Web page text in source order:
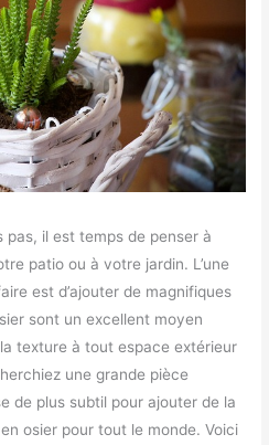
pas, il est temps de penser à
patio ou à votre jardin. L’une
est d’ajouter de magnifiques
sont un excellent moyen
texture à tout espace extérieur
une grande pièce
de plus subtil pour ajouter de la
osier pour tout le monde. Voici